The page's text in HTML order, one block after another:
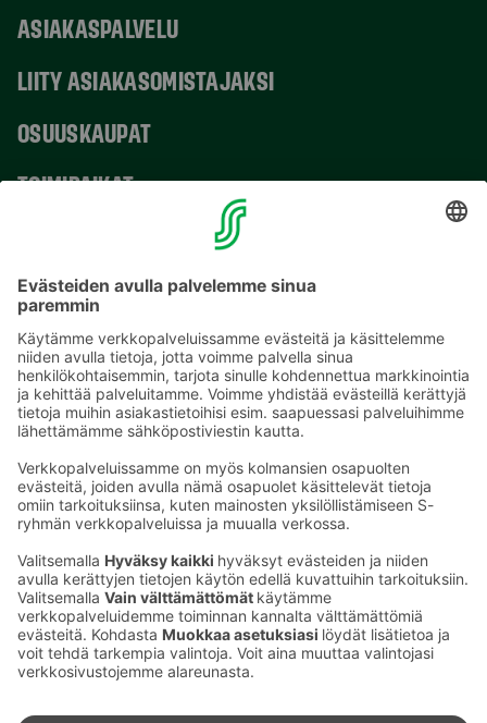
ASIAKASPALVELU
LIITY ASIAKASOMISTAJAKSI
OSUUSKAUPAT
TOIMIPAIKAT
Sähköpostiosoitteet S-ryhmässä ovat muotoa
etunimi.sukunimi@sok.fi
Seuraa meitä: